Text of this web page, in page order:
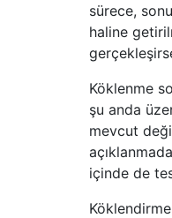
sürece,
haline
Köklenme
şu anda
mevcut
içinde de